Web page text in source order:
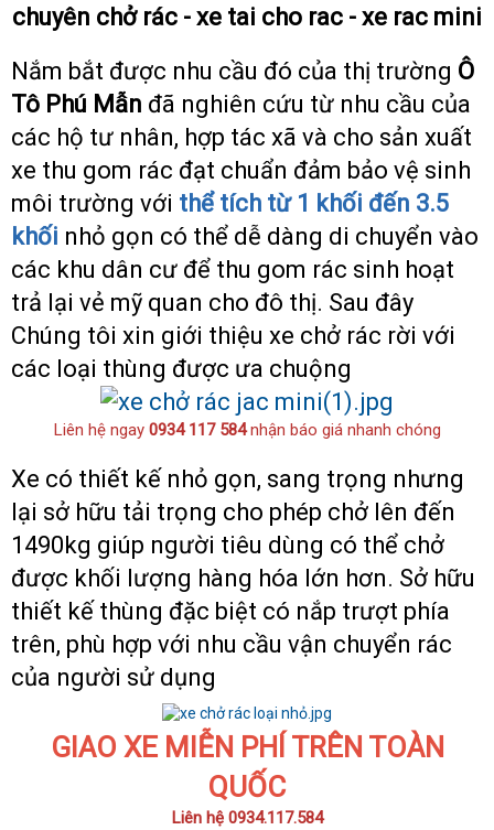
chuyên chở rác - xe tai cho rac - xe rac mini
Nắm bắt được nhu cầu đó của thị trường Ô
Tô Phú Mẫn đã nghiên cứu từ nhu cầu của
các hộ tư nhân, hợp tác xã và cho sản xuất
xe thu gom rác đạt chuẩn đảm bảo vệ sinh
môi trường với thể tích từ 1 khối đến 3.5
khối nhỏ gọn có thể dễ dàng di chuyển vào
các khu dân cư để thu gom rác sinh hoạt
trả lại vẻ mỹ quan cho đô thị. Sau đây
Chúng tôi xin giới thiệu xe chở rác rời với
các loại thùng được ưa chuộng
Liên hệ ngay 0934 117 584nhận báo giá nhanh chóng
Xe có thiết kế nhỏ gọn, sang trọng nhưng
lại sở hữu tải trọng cho phép chở lên đến
1490kg giúp người tiêu dùng có thể chở
được khối lượng hàng hóa lớn hơn. Sở hữu
thiết kế thùng đặc biệt có nắp trượt phía
trên, phù hợp với nhu cầu vận chuyển rác
của người sử dụng
GIAO XE MIỄN PHÍ TRÊN TOÀN
QUỐC
Liên hệ 0934.117.584